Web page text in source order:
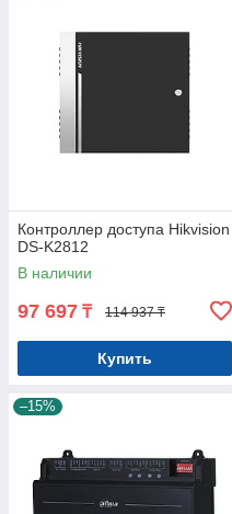
Контроллер доступа Hikvision
DS-K2812
В наличии
97 697 ₸ 114 937 ₸
Купить
–15%